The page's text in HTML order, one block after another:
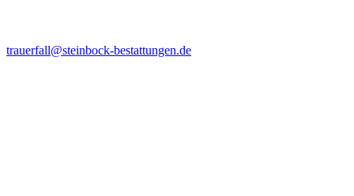
trauerfall@steinbock-bestattungen.de